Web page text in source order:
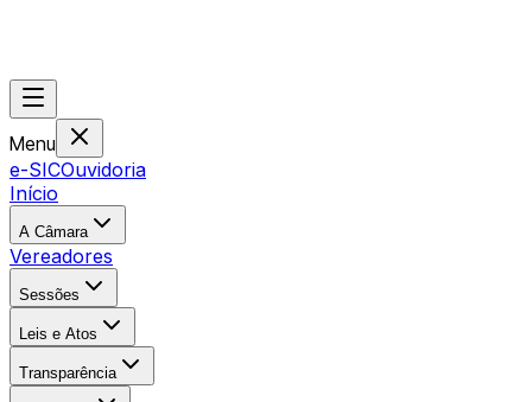
Menu
e-SICOuvidoria
Início
A Câmara
Vereadores
Sessões
Leis e Atos
Transparência